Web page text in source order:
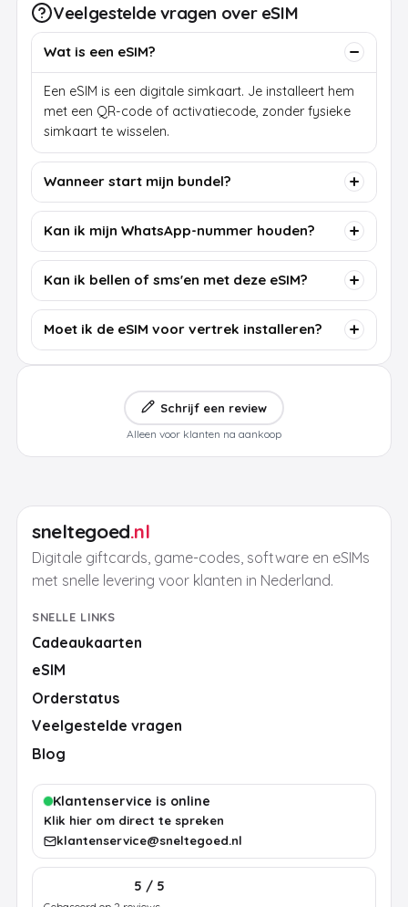
Veelgestelde vragen over eSIM
Wat is een eSIM?
Een eSIM is een digitale simkaart. Je installeert hem
met een QR-code of activatiecode, zonder fysieke
simkaart te wisselen.
Wanneer start mijn bundel?
Kan ik mijn WhatsApp-nummer houden?
Kan ik bellen of sms'en met deze eSIM?
Moet ik de eSIM voor vertrek installeren?
Schrijf een review
Alleen voor klanten na aankoop
sneltegoed.nl
Digitale giftcards, game-codes, software en eSIMs
met snelle levering voor klanten in Nederland.
SNELLE LINKS
Cadeaukaarten
eSIM
Orderstatus
Veelgestelde vragen
Blog
Klantenservice is online
Klik hier om direct te spreken
klantenservice@sneltegoed.nl
5 / 5